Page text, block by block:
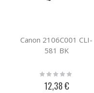
Canon 2106C001 CLI-
581 BK
Rating:
12,38 €